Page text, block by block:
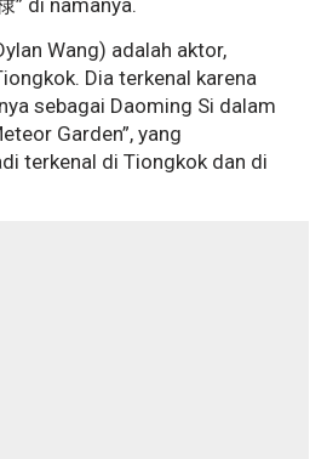
” di namanya.
Wang) adalah aktor,
Dia terkenal karena
sebagai Daoming Si dalam
Garden”, yang
terkenal di Tiongkok dan di